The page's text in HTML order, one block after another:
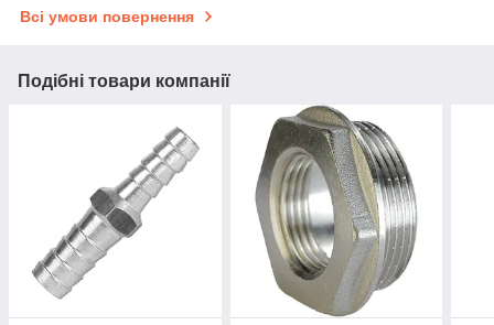
Всі умови повернення
Подібні товари компанії